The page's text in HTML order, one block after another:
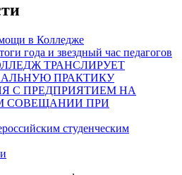
в Колледже
года и звездный час педагогов
ТРАНСЛИРУЕТ
ПРАКТИКУ
С ПРЕДПРИЯТИЕМ НА
СОВЕЩАНИИ ПРИ
студенческим